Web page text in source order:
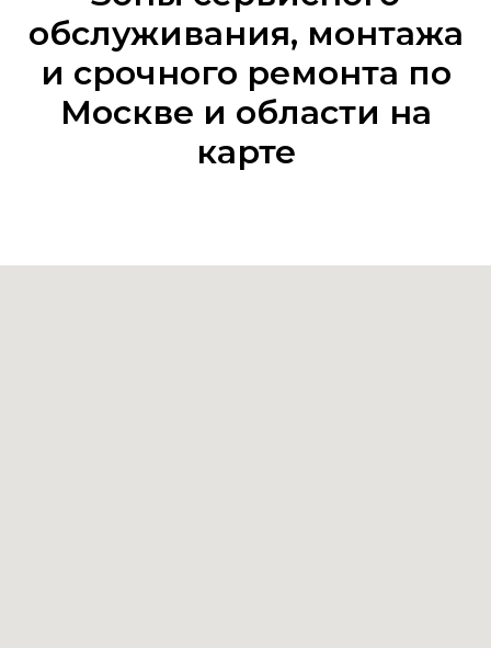
обслуживания, монтажа
и срочного ремонта по
Москве и области на
карте